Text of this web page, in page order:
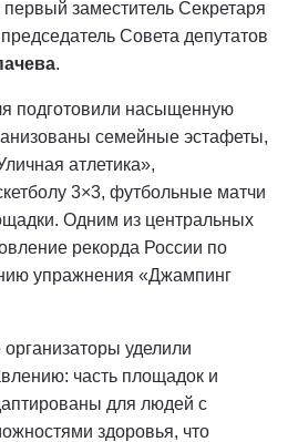
первый заместитель Секретаря
Совета депутатов
.
подготовили насыщенную
семейные эстафеты,
атлетика»,
3×3, футбольные матчи
Одним из центральных
рекорда России по
упражнения «Джампинг
уделили
часть площадок и
для людей с
здоровья, что